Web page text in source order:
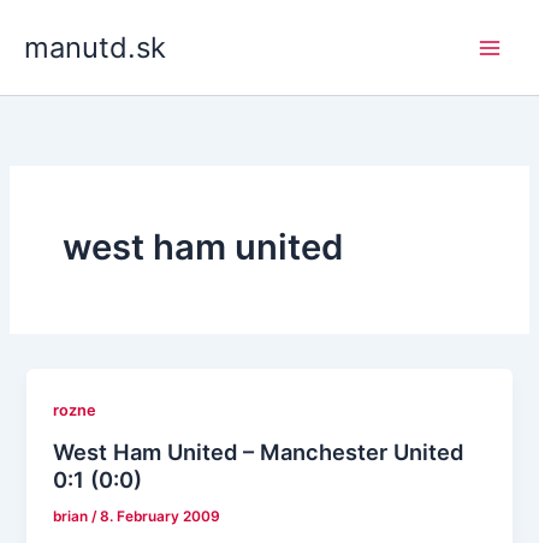
manutd.sk
west ham united
rozne
West Ham United – Manchester United
0:1 (0:0)
brian /8. February 2009